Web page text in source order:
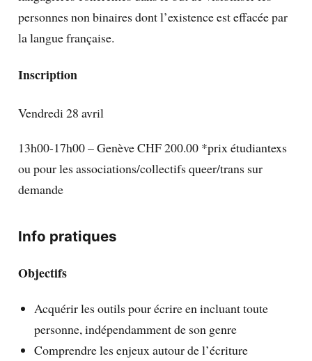
personnes non binaires dont l’existence est effacée par
la langue française.
Inscription
Vendredi 28 avril
13h00-17h00 – Genève CHF 200.00 *prix étudiantexs
ou pour les associations/collectifs queer/trans sur
demande
Info pratiques
Objectifs
Acquérir les outils pour écrire en incluant toute
personne, indépendamment de son genre
Comprendre les enjeux autour de l’écriture